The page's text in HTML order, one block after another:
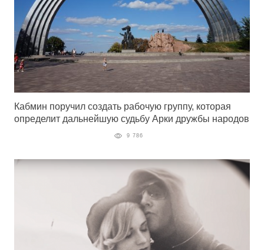
Кабмин поручил создать рабочую группу, которая
определит дальнейшую судьбу Арки дружбы народов
9 786